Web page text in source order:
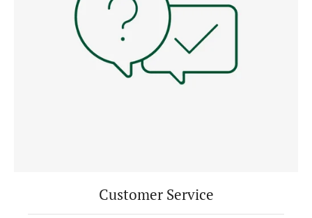
Customer Service